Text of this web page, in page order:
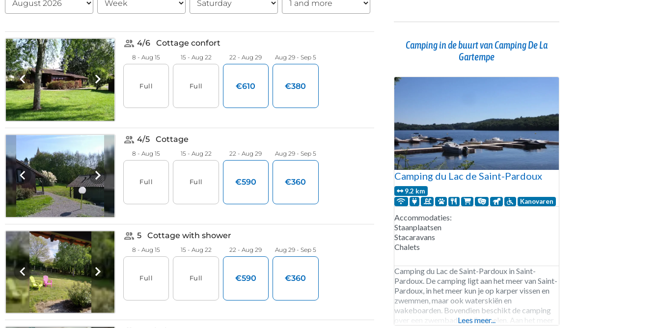
Camping in de buurt van Camping De La
Gartempe
Camping du Lac de Saint-Pardoux
9.2 km
Kanovaren
Accommodaties:
Staanplaatsen
Stacaravans
Chalets
Camping du Lac de Saint-Pardoux in Saint-
Pardoux. De camping ligt aan het meer van Saint-
Pardoux, in het meer kun je op karper vissen en
zwemmen, maar ook waterskiën en
wakeboarden. Bovendien beschikt de camping
over een zwembad met ligstoelen. Aan het meer
Lees meer...